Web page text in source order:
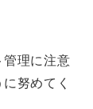
管理に注意
努めてく